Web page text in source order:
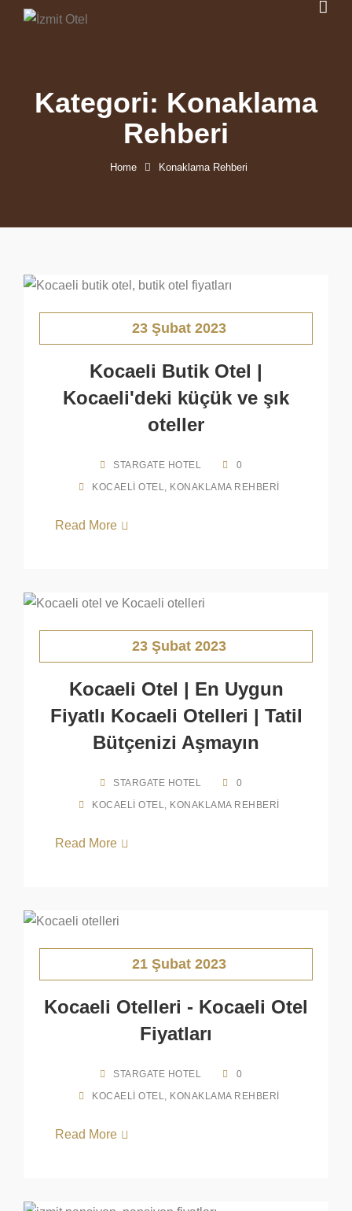
Kategori: Konaklama
Rehberi
Home Konaklama Rehberi
23 Şubat 2023
Kocaeli Butik Otel |
Kocaeli'deki küçük ve şık
oteller
STARGATE HOTEL
0
KOCAELI OTEL
KONAKLAMA REHBERI
Read More
23 Şubat 2023
Kocaeli Otel | En Uygun
Fiyatlı Kocaeli Otelleri | Tatil
Bütçenizi Aşmayın
STARGATE HOTEL
0
KOCAELI OTEL
KONAKLAMA REHBERI
Read More
21 Şubat 2023
Kocaeli Otelleri - Kocaeli Otel
Fiyatları
STARGATE HOTEL
0
KOCAELI OTEL
KONAKLAMA REHBERI
Read More